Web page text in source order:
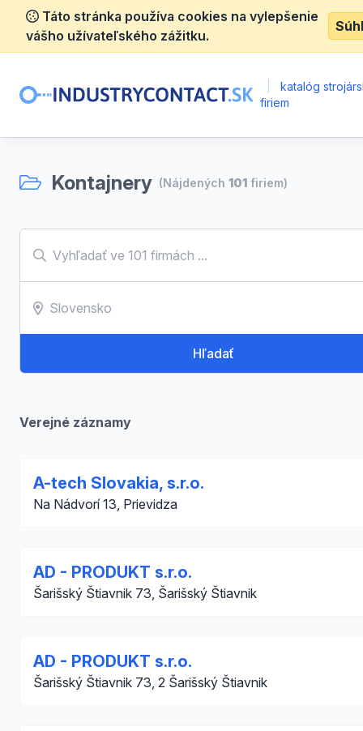
Táto stránka používa cookies na vylepšenie
vášho užívateľského zážitku.
katalóg
firiem
Kontajnery (Nájdených 101 firiem)
Hľadať
Verejné záznamy
A-tech Slovakia, s.r.o.
Na Nádvorí 13, Prievidza
AD - PRODUKT s.r.o.
Šarišský Štiavnik 73, Šarišský Štiavnik
AD - PRODUKT s.r.o.
Šarišský Štiavnik 73, 2 Šarišský Štiavnik